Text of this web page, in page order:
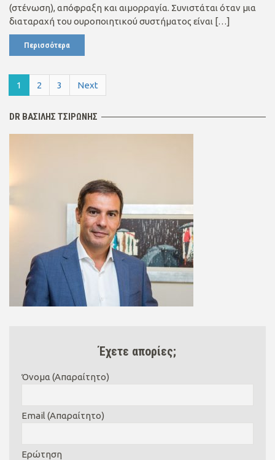
(στένωση), απόφραξη και αιμορραγία. Συνιστάται όταν μια
διαταραχή του ουροποιητικού συστήματος είναι […]
Περισσότερα
1 2 3 Next
DR ΒΑΣΙΛΗΣ ΤΣΙΡΩΝΗΣ
Έχετε απορίες;
Όνομα (Απαραίτητο)
Email (Απαραίτητο)
Ερώτηση